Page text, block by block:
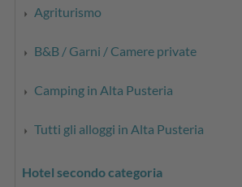
Agriturismo
B&B / Garni / Camere private
Camping in Alta Pusteria
Tutti gli alloggi in Alta Pusteria
Hotel secondo categoria